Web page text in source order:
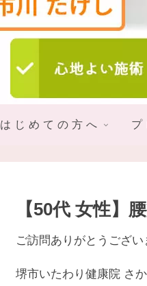
はじめての方へ
【50代 女性】
ご訪問ありがとうござい
堺市いたわり健康院 さ